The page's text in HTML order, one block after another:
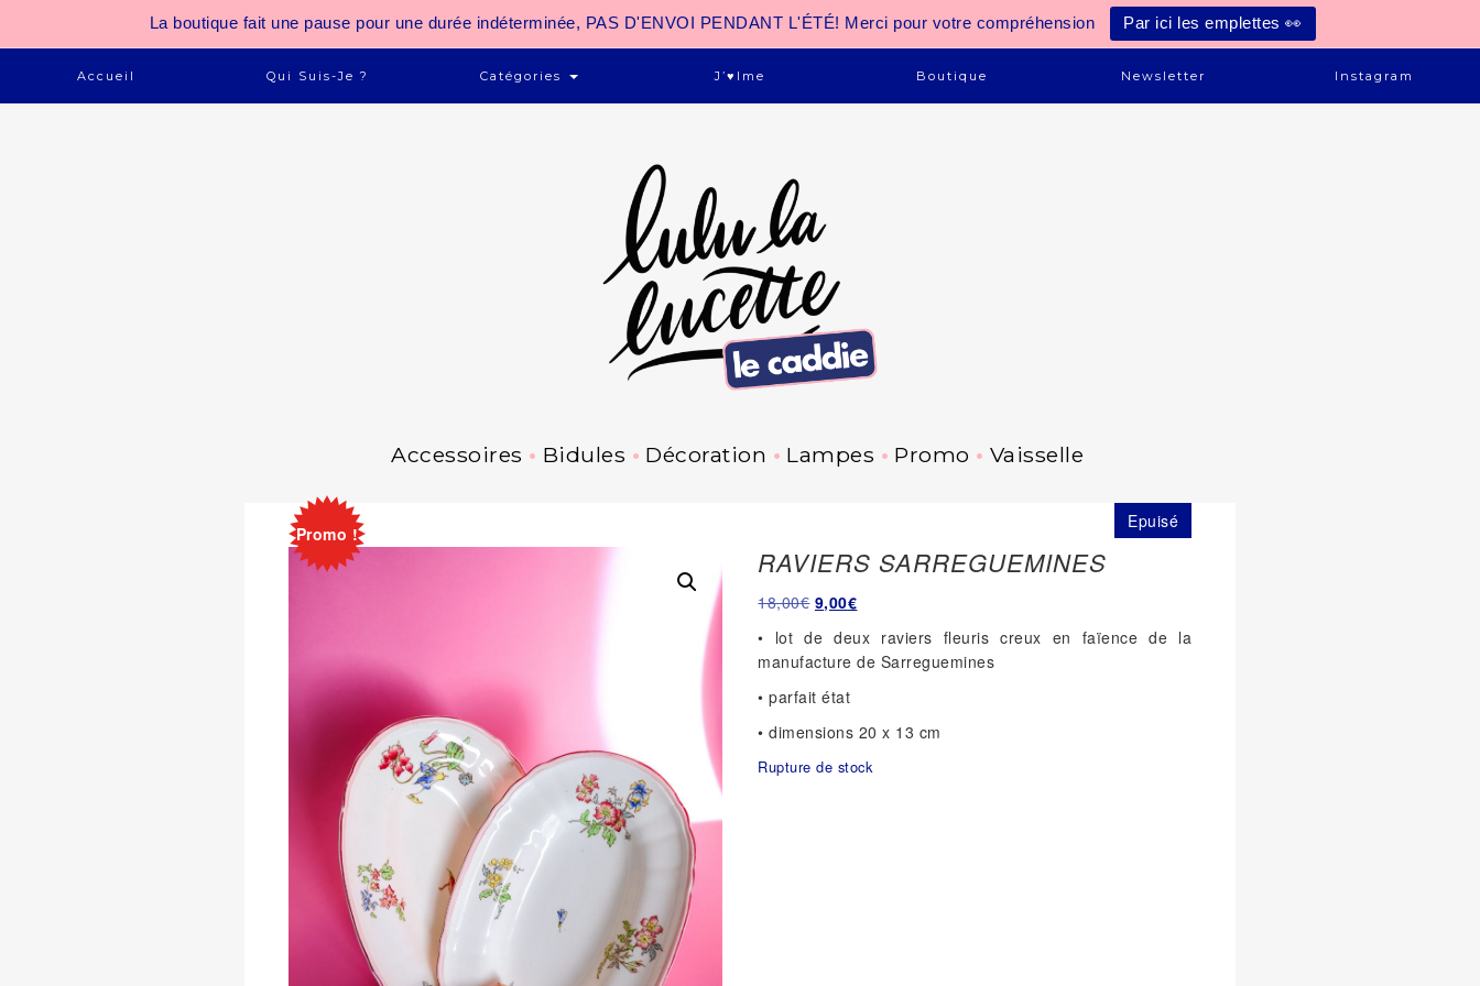
La boutique fait une pause pour une durée indéterminée, PAS D'ENVOI PENDANT L'ÉTÉ! Merci pour votre compréhension Par ici les emplettes 👀
Accueil Qui Suis-Je ? Catégories J’♥ime Boutique Newsletter Instagram
Accessoires Bidules Décoration Lampes Promo Vaisselle
Promo !
Epuisé
RAVIERS SARREGUEMINES
18,00€ Le
initial
était :
18,00€.
9,00€Le
actuel
est :
• lot de deux raviers fleuris creux en faïence de la
manufacture de Sarreguemines
• parfait état
• dimensions 20 x 13 cm
Rupture de stock